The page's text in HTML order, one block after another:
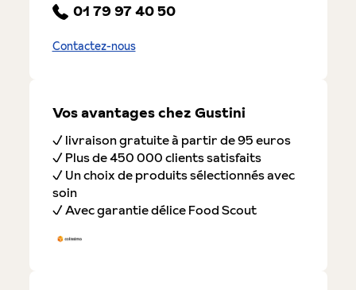
01 79 97 40 50
Contactez-nous
Vos avantages chez Gustini
✓ livraison gratuite à partir de 95 euros
✓ Plus de 450 000 clients satisfaits
✓ Un choix de produits sélectionnés avec
soin
✓ Avec garantie délice Food Scout